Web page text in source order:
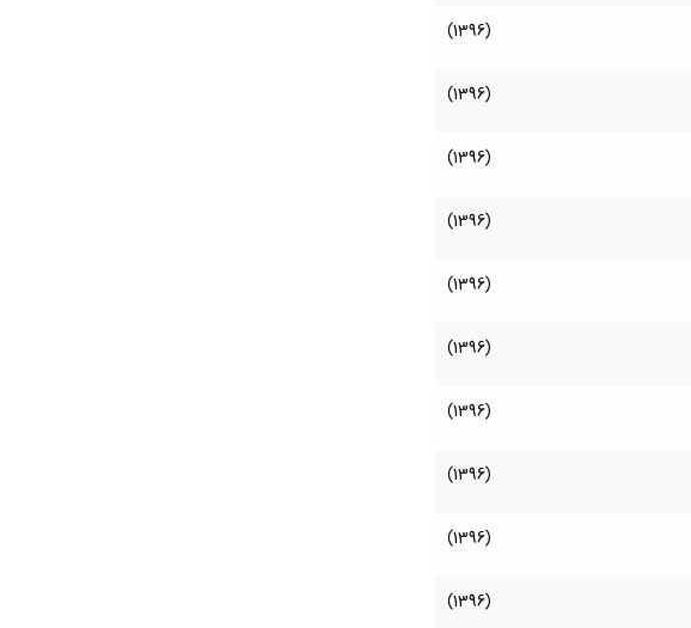
(1396)
(1396)
(1396)
(1396)
(1396)
(1396)
(1396)
(1396)
(1396)
(1396)